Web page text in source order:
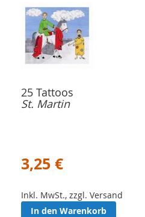
25 Tattoos
St. Martin
3,25 €
Inkl. MwSt., zzgl. Versand
In den Warenkorb